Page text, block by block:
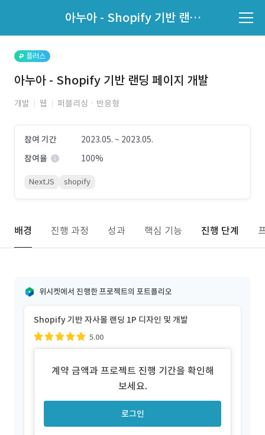
아누아 - Shopify 기반 랜딩 페이지 개발
지원자 목록 바로가기
플러스
아누아 - Shopify 기반 랜딩 페이지 개발
개발 웹 퍼블리싱ㆍ반응형
참여 기간
2023.05. ~ 2023.05.
참여율
100%
NextJS shopify
배경 진행 과정 성과 핵심 기능 진행 단계
위시켓에서 진행한 프로젝트의 포트폴리오
Shopify 기반 자사몰 랜딩 1P 디자인 및 개발
5.00
계약 금액과 프로젝트 진행 기간을 확인해
보세요.
로그인